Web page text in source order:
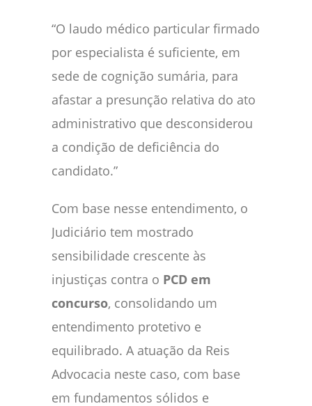
“O laudo médico particular firmado
por especialista é suficiente, em
sede de cognição sumária, para
afastar a presunção relativa do ato
administrativo que desconsiderou
a condição de deficiência do
candidato.”
Com base nesse entendimento, o
Judiciário tem mostrado
sensibilidade crescente às
injustiças contra o PCD em
concurso, consolidando um
entendimento protetivo e
equilibrado. A atuação da Reis
Advocacia neste caso, com base
em fundamentos sólidos e